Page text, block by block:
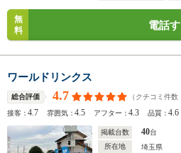
無
料
電話
ワールドリンクス
総合評価 4.7 （クチコミ件数
接客：4.7 雰囲気：4.5 アフター：4.3 品質：4.6
掲載台数 40台
所在地
埼玉県